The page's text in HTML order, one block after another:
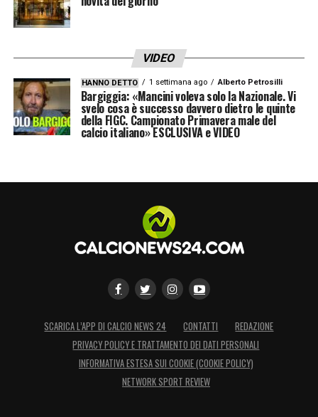
VIDEO
HANNO DETTO 1 settimana ago Alberto Petrosilli
Bargiggia: «Mancini voleva solo la Nazionale. Vi
svelo cosa è successo davvero dietro le quinte
della FIGC. Campionato Primavera male del
calcio italiano» ESCLUSIVA e VIDEO
SCARICA L’APP DI CALCIO NEWS 24 CONTATTI
REDAZIONE
PRIVACY POLICY E TRATTAMENTO DEI DATI PERSONALI
INFORMATIVA ESTESA SUI COOKIE (COOKIE POLICY)
NETWORK SPORT REVIEW